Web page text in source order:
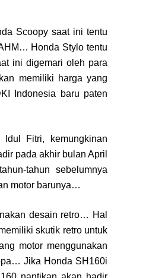
Scoopy saat ini tentu
Honda Stylo tentu
ini digemari oleh para
memiliki harga yang
Indonesia baru paten
Fitri, kemungkinan
pada akhir bulan April
tahun sebelumnya
motor barunya…
desain retro… Hal
skutik retro untuk
motor menggunakan
Jika Honda SH160i